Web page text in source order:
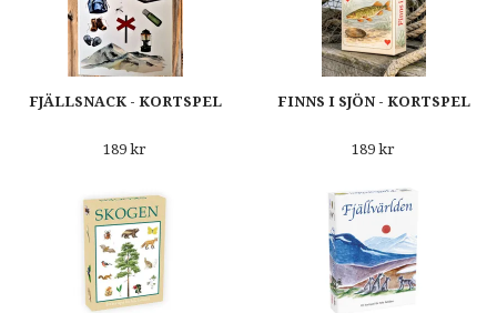
FJÄLLSNACK - KORTSPEL
189 kr
FINNS I SJÖN - KORTSPEL
189 kr